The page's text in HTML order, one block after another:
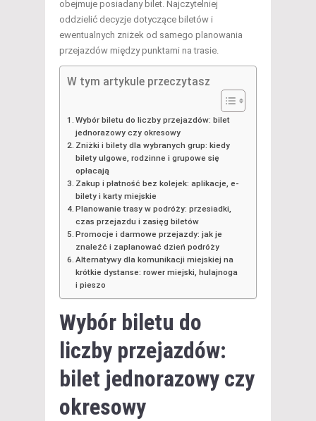
obejmuje posiadany bilet. Najczytelniej
oddzielić decyzje dotyczące biletów i
ewentualnych zniżek od samego planowania
przejazdów między punktami na trasie.
W tym artykule przeczytasz
Wybór biletu do liczby przejazdów: bilet
jednorazowy czy okresowy
Zniżki i bilety dla wybranych grup: kiedy
bilety ulgowe, rodzinne i grupowe się
opłacają
Zakup i płatność bez kolejek: aplikacje, e-
bilety i karty miejskie
Planowanie trasy w podróży: przesiadki,
czas przejazdu i zasięg biletów
Promocje i darmowe przejazdy: jak je
znaleźć i zaplanować dzień podróży
Alternatywy dla komunikacji miejskiej na
krótkie dystanse: rower miejski, hulajnoga
i pieszo
Wybór biletu do
liczby przejazdów:
bilet jednorazowy czy
okresowy